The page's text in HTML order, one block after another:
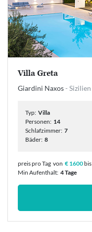
Villa Greta
Giardini Naxos- Sizilien
Typ: Villa
Personen: 14
Schlafzimmer: 7
Bäder: 8
preis pro Tag von € 1600 bis
Min Aufenthalt: 4 Tage